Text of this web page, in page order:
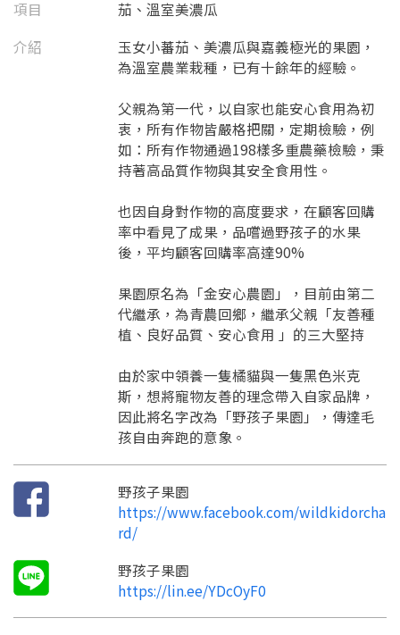
項目
茄、溫室美濃瓜
介紹
玉女小蕃茄、美濃瓜與嘉義極光的果園，
為溫室農業栽種，已有十餘年的經驗。
父親為第一代，以自家也能安心食用為初
衷，所有作物皆嚴格把關，定期檢驗，例
如：所有作物通過198樣多重農藥檢驗，秉
持著高品質作物與其安全食用性。
也因自身對作物的高度要求，在顧客回購
率中看見了成果，品嚐過野孩子的水果
後，平均顧客回購率高達90%
果園原名為「金安心農園」，目前由第二
代繼承，為青農回鄉，繼承父親「友善種
植、良好品質、安心食用 」的三大堅持
由於家中領養一隻橘貓與一隻黑色米克
斯，想將寵物友善的理念帶入自家品牌，
因此將名字改為「野孩子果園」，傳達毛
孩自由奔跑的意象。
野孩子果園
https://www.facebook.com/wildkidorcha
rd/
野孩子果園
https://lin.ee/YDcOyF0
要註冊嗎？
只要驗證手機號碼就能完成註冊。
您要繼續嗎？
返回 繼續註冊
請加入LINE好友
請掃描或點擊 QR code
才能繼續註冊喔。
點擊加入 LINE 好友
註冊完成
註冊完成了！
填寫申請資料
返回首頁
訊息
確認
要申請新產品嗎？
您的申請資料正在等候審查中，
查看申請進度 申請新產品
返回首頁
要看申請秘笈嗎？
想知道怎麼做更容易通過審核嗎？
看看申請教學吧！
如果你已經準備好了，
點擊「直接申請」按鈕開始填寫申請表。
直接申請 看密笈